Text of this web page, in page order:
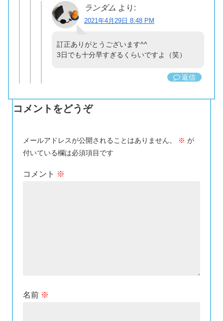
ランダム より:
2021年4月29日 8:48 PM
訂正ありがとうございます^^
3日でも十分早すぎるくらいですよ（笑）
返信
コメントをどうぞ
メールアドレスが公開されることはありません。 ※ が
付いている欄は必須項目です
コメント ※
名前 ※